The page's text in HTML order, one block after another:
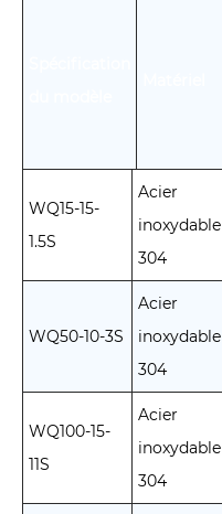
WQ15-15-
1.5S
Acier
inoxydable
304
WQ50-10-3S
Acier
inoxydable
304
WQ100-15-
11S
Acier
inoxydable
304